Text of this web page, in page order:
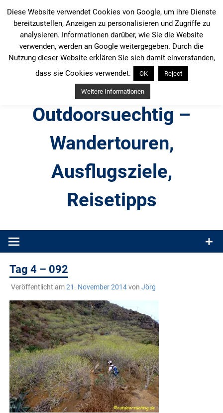
Inhalt
springen
Outdoorsuechtig –
Wandertouren,
Ausflugsziele,
Reisetipps
Produkttests und Buchrezensionen. Ein Blog für alle, die gern
Tag 4 – 092
Veröffentlicht am21. November 2014von Jörg
Diese Website verwendet Cookies von Google, um ihre Dienste
bereitzustellen, Anzeigen zu personalisieren und Zugriffe zu
analysieren. Informationen darüber, wie Sie die Website
verwenden, werden an Google weitergegeben. Durch die
Nutzung dieser Website erklären Sie sich damit einverstanden,
dass sie Cookies verwendet.
OK Reject
Weitere Informationen